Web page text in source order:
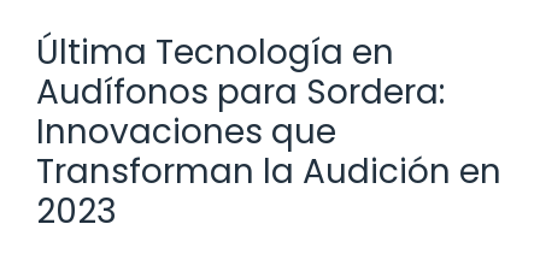
Última Tecnología en
Audífonos para Sordera:
Innovaciones que
Transforman la Audición en
2023